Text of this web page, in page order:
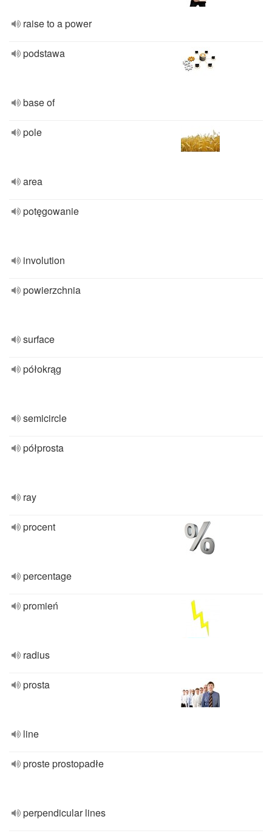
raise to a power
podstawa
base of
pole
area
potęgowanie
involution
powierzchnia
surface
półokrąg
semicircle
półprosta
ray
procent
percentage
promień
radius
prosta
line
proste prostopadłe
perpendicular lines